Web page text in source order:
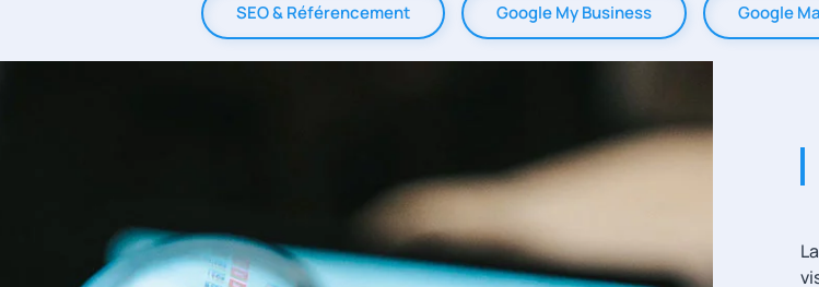
SEO & Référencement Google My Business Google